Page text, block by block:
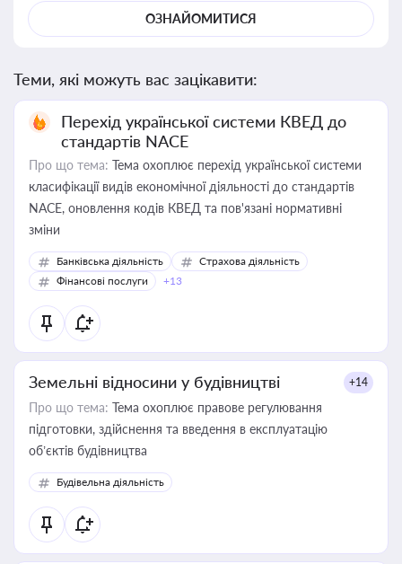
ОЗНАЙОМИТИСЯ
Теми, які можуть вас зацікавити:
Перехід української системи КВЕД до
стандартів NACE
Про що тема: Тема охоплює перехід української системи
класифікації видів економічної діяльності до стандартів
NACE, оновлення кодів КВЕД та пов'язані нормативні
зміни
Банківська діяльність
Страхова діяльність
Фінансові послуги
+13
Земельні відносини у будівництві +14
Про що тема: Тема охоплює правове регулювання
підготовки, здійснення та введення в експлуатацію
об’єктів будівництва
Будівельна діяльність